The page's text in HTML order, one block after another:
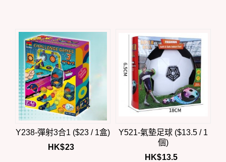
Y238-彈射3合1 ($23 / 1盒)
HK$23
Y521-氣墊足球 ($13.5 / 1
個)
HK$13.5